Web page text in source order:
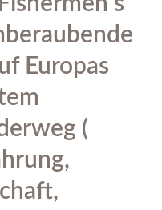
Europas
(